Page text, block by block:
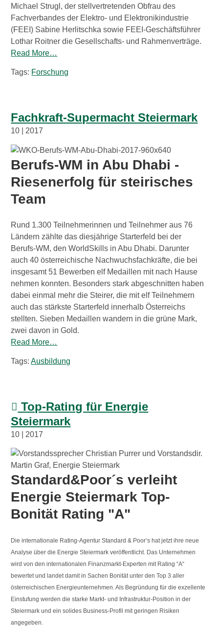
Michael Strugl, der stellvertretenden Obfrau des
Fachverbandes der Elektro- und Elektronikindustrie
(FEEI) Sabine Herlitschka sowie FEEI-Geschäftsführer
Lothar Roitner die Gesellschafts- und Rahmenverträge.
Read More…
Tags: Forschung
Fachkraft-Supermacht Steiermark
10 | 2017
Berufs-WM in Abu Dhabi -
Riesenerfolg für steirisches
Team
Rund 1.300 Teilnehmerinnen und Teilnehmer aus 76
Ländern zählte das diesjährige Starterfeld bei der
Berufs-WM, den WorldSkills in Abu Dhabi. Darunter
auch 40 österreichische Nachwuchsfachkräfte, die bei
insgesamt 51 Bewerben elf Medaillen mit nach Hause
nehmen konnten. Besonders stark abgeschnitten haben
dabei einmal mehr die Steirer, die mit elf Teilnehmern
auch das stärkste Starterfeld innerhalb Österreichs
stellten. Sieben Medaillen wandern in die grüne Mark,
zwei davon in Gold.
Read More…
Tags:Ausbildung
Top-Rating für Energie
Steiermark
10 | 2017
Standard&Poor´s verleiht
Energie Steiermark Top-
Bonität Rating "A"
Die internationale Rating-Agentur Standard & Poor‘s hat jetzt ihre neue
Analyse über die Energie Steiermark veröffentlicht. Das Unternehmen
wird von den internationalen Finanzmarkt-Experten mit Rating “A“
bewertet und landet damit in Sachen Bonität unter den Top 3 aller
österreichischen Energieunternehmen. Als Begründung für die exzellente
Einstufung werden die starke Markt- und Infrastruktur-Position in der
Steiermark und ein solides Business-Profil mit geringen Risiken
angegeben.